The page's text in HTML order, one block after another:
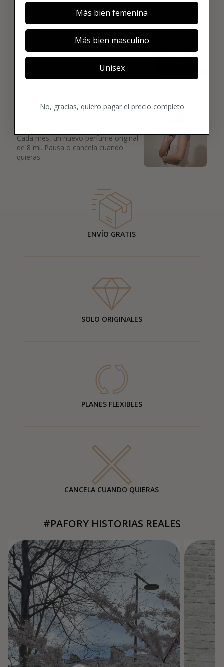
02
ELIGE TU PRIMER AROMA
Elige tu favorito. Tu primer perfume de
lujo se enviará justo después de la
compra.
03
DESCUBRE ALGO NUEVO
Cada mes, un nuevo perfume original
de 8 ml. Pausa o cancela cuando
quieras.
ENVÍO GRATIS
SOLO ORIGINALES
PLANES FLEXIBLES
CANCELA CUANDO QUIERAS
#PAFORY HISTORIAS REALES
Más bien femenina
Más bien masculino
Unisex
No, gracias, quiero pagar el precio completo